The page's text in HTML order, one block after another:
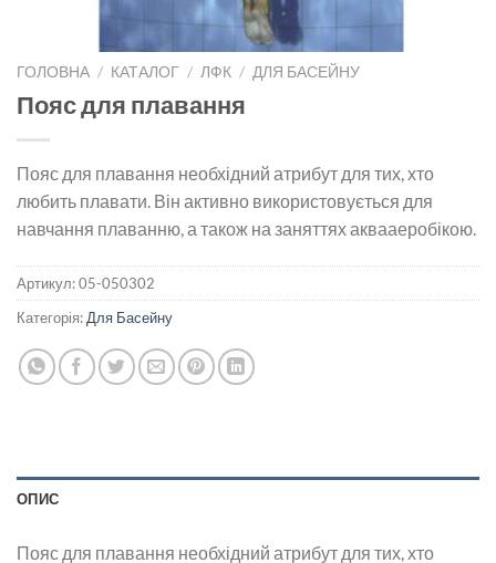
ГОЛОВНА / КАТАЛОГ / ЛФК / ДЛЯ БАСЕЙНУ
Пояс для плавання
Пояс для плавання необхідний атрибут для тих, хто
любить плавати. Він активно використовується для
навчання плаванню, а також на заняттях аквааеробікою.
Артикул:05-050302
Категорія: Для Басейну
ОПИС
Пояс для плавання необхідний атрибут для тих, хто